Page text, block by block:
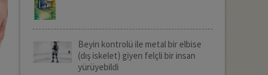
Beyin kontrolü ile metal bir elbise
(dış iskelet) giyen felçli bir insan
yürüyebildi